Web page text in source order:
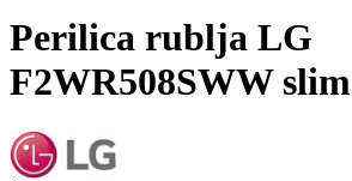
Perilica rublja LG
F2WR508SWW slim